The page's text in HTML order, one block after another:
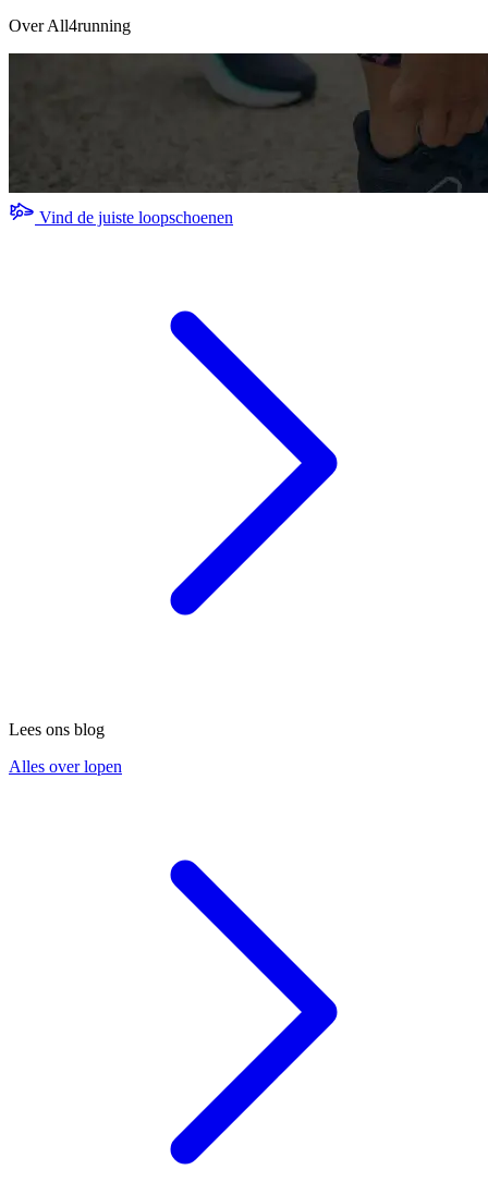
Over All4running
Vind de juiste loopschoenen
Lees ons blog
Alles over lopen